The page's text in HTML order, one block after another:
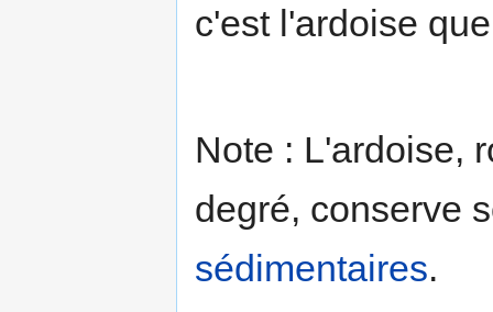
c'est l'ardoise
Note : L'ardoise,
degré, conserve
sédimentaires.